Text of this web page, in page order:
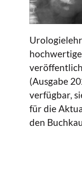
(Ausgabe
verfügbar,
für die
den